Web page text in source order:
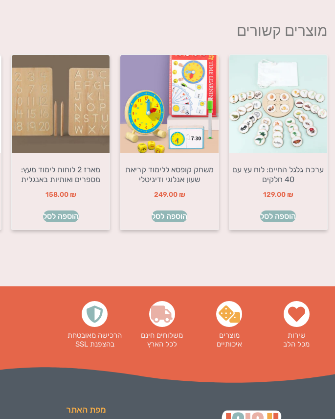
מוצרים קשורים
ערכת גלגל החיים: לוח עץ עם
40 חלקים
129.00 ₪
הוספה לסל
משחק קופסא ללימוד קריאת
שעון אנלוגי ודיגיטלי
249.00 ₪
הוספה לסל
מארז 2 לוחות לימוד מעץ:
מספרים ואותיות באנגלית
158.00 ₪
הוספה לסל
שירות
מכל הלב
מוצרים
איכותיים
משלוחים חינם
לכל הארץ
הרכישה מאובטחת
בהצפנת SSL
מפת האתר